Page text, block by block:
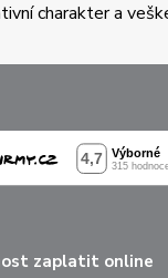
charakter a
zaplatit online